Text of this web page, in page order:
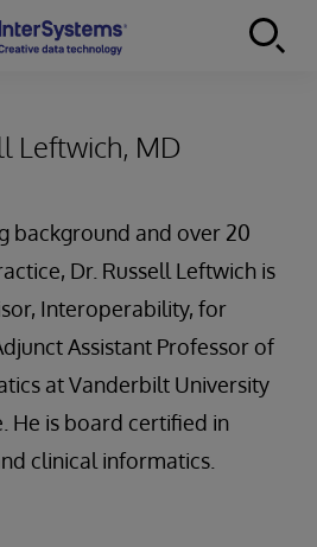
Leftwich, MD
background and over 20
Dr. Russell Leftwich is
Interoperability, for
Assistant Professor of
at Vanderbilt University
He is board certified in
clinical informatics.